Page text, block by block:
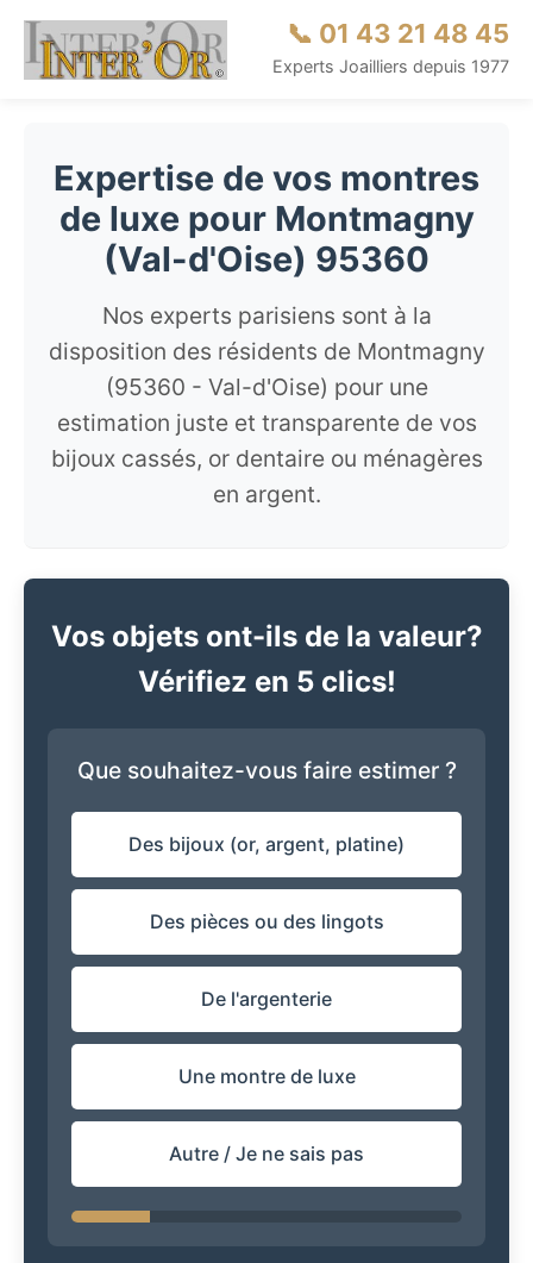
📞 01 43 21 48 45
Experts Joailliers depuis 1977
Expertise de vos montres
de luxe pour Montmagny
(Val-d'Oise) 95360
Nos experts parisiens sont à la
disposition des résidents de Montmagny
(95360 - Val-d'Oise) pour une
estimation juste et transparente de vos
bijoux cassés, or dentaire ou ménagères
en argent.
Vos objets ont-ils de la valeur?
Vérifiez en 5 clics!
Que souhaitez-vous faire estimer ?
Des bijoux (or, argent, platine)
Des pièces ou des lingots
De l'argenterie
Une montre de luxe
Autre / Je ne sais pas